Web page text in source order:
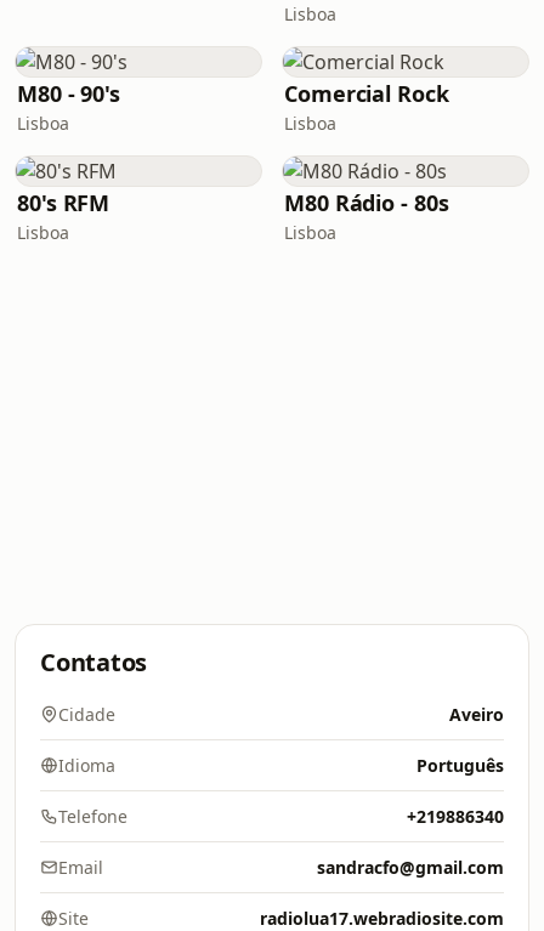
Lisboa
M80 - 90's
Lisboa
Comercial Rock
Lisboa
80's RFM
Lisboa
M80 Rádio - 80s
Lisboa
Contatos
Cidade Aveiro
Idioma Português
Telefone +219886340
Email sandracfo@gmail.com
Site radiolua17.webradiosite.com